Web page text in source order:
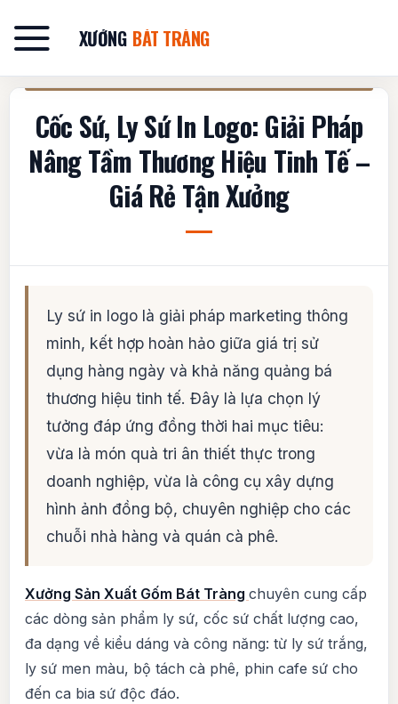
qua
nội
dung
XƯỞNG BÁT TRÀNG
Cốc Sứ, Ly Sứ In Logo: Giải Pháp
Nâng Tầm Thương Hiệu Tinh Tế –
Giá Rẻ Tận Xưởng
Ly sứ in logo là giải pháp marketing thông
minh, kết hợp hoàn hảo giữa giá trị sử
dụng hàng ngày và khả năng quảng bá
thương hiệu tinh tế. Đây là lựa chọn lý
tưởng đáp ứng đồng thời hai mục tiêu:
vừa là món quà tri ân thiết thực trong
doanh nghiệp, vừa là công cụ xây dựng
hình ảnh đồng bộ, chuyên nghiệp cho các
chuỗi nhà hàng và quán cà phê.
Xưởng Sản Xuất Gốm Bát Tràng chuyên cung cấp
các dòng sản phẩm ly sứ, cốc sứ chất lượng cao,
đa dạng về kiểu dáng và công năng: từ ly sứ trắng,
ly sứ men màu, bộ tách cà phê, phin cafe sứ cho
đến ca bia sứ độc đáo.